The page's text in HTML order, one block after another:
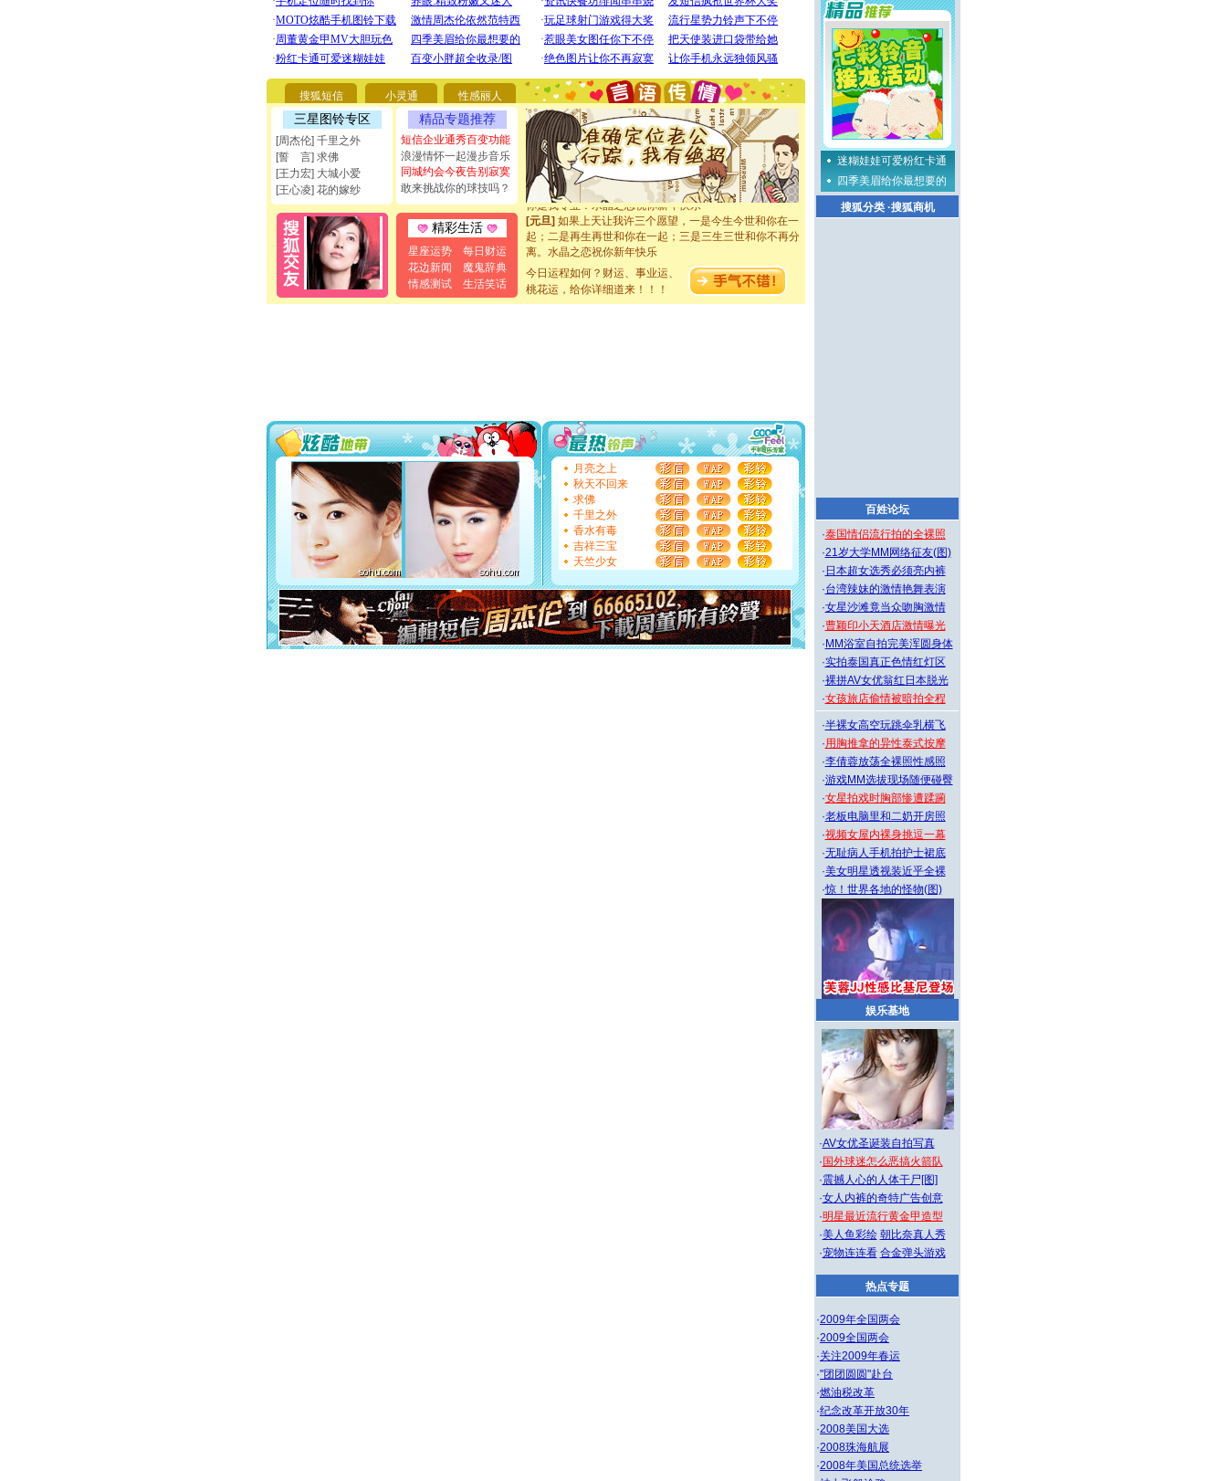
搜狐短信 小灵通 性感丽人
三星图铃专区
[周杰伦] 千里之外
[誓 言] 求佛
[王力宏] 大城小爱
[王心凌] 花的嫁纱
精品专题推荐
短信企业通秀百变功能
浪漫情怀一起漫步音乐
同城约会今夜告别寂寞
敢来挑战你的球技吗？
精彩生活
星座运势
每日财运
花边新闻
魔鬼辞典
情感测试
生活笑话
[圣诞节]圣诞节到了，想想没什么送给你的，又不打算给
你太多，只有给你五千万：千万快乐！千万要健康！千万
[圣诞节] 不只这样的日子才会想起你,而是这样的日子才
能正大光明地骚扰你,告诉你,圣诞要快乐!新年要快乐!天天
都要快乐噢!
[圣诞节]奉上一颗祝福的心,在这个特别的日子里,愿幸福,
如意,快乐,鲜花,一切美好的祝愿与你同在.圣诞快乐!
[元旦]看到你我会触电；看不到你我要充电；没有你我会
断电。爱你是我职业，想你是我事业，抱你是我特长，吻
你是我专业！水晶之恋祝你新年快乐
[元旦]如果上天让我许三个愿望，一是今生今世和你在一
起；二是再生再世和你在一起；三是三生三世和你不再分
离。水晶之恋祝你新年快乐
[元旦]当我狠下心扭头离去那一刻，你在我身后无助地哭
泣，这痛楚让我明白我多么爱你。我转身抱住你：这猪不
卖了。水晶之恋祝你新年快乐。
[春节]风柔雨润好月圆，半岛铁盒伴身边，每日尽显开心
要平安！千万要知足！千万不要忘记我！
[圣诞节]不只这样的日子才会想起你,而是这样的日子才
能正大光明地骚扰你,告诉你,圣诞要快乐!新年要快乐!天天
都要快乐噢!
[圣诞节]
奉上一颗祝福的心,在这个特别的日子里,愿幸福,
如意,快乐,鲜花,一切美好的祝愿与你同在.圣诞快乐!
[元旦]
看到你我会触电；看不到你我要充电；没有你我会
断电。爱你是我职业，想你是我事业，抱你是我特长，吻
你是我专业！水晶之恋祝你新年快乐
[元旦] 如果上天让我许三个愿望，一是今生今世和你在一
起；二是再生再世和你在一起；三是三生三世和你不再分
离。水晶之恋祝你新年快乐
[元旦]当我狠下心扭头离去那一刻，你在我身后无助地哭
泣，这痛楚让我明白我多么爱你。我转身抱住你：这猪不
卖了。水晶之恋祝你新年快乐。
今日运程如何？财运、事业运、
桃花运，给你详细道来！！！
月亮之上
秋天不回来
求佛
千里之外
香水有毒
吉祥三宝
天竺少女
迷糊娃娃可爱粉红卡通
四季美眉给你最想要的
搜狐分类·搜狐商机
百姓论坛
·泰国情侣流行拍的全裸照
·21岁大学MM网络征友(图)
· 日本超女选秀必须亮内裤
·台湾辣妹的激情艳舞表演
·女星沙滩竟当众吻胸激情
·曹颖印小天酒店激情曝光
· MM浴室自拍完美浑圆身体
·实拍泰国真正色情红灯区
·裸拼AV女优翁红日本脱光
·女孩旅店偷情被暗拍全程
·半裸女高空玩跳伞乳横飞
·用胸推拿的异性泰式按摩
·李倩蓉放荡全裸照性感照
·游戏MM选拔现场随便碰臀
·女星拍戏时胸部惨遭蹂躏
·老板电脑里和二奶开房照
·视频女屋内裸身挑逗一幕
·无耻病人手机拍护士裙底
·美女明星透视装近乎全裸
·惊！世界各地的怪物(图)
娱乐基地
·AV女优圣诞装自拍写真
· 国外球迷怎么恶搞火箭队
·震撼人心的人体干尸[图]
·女人内裤的奇特广告创意
·明星最近流行黄金甲造型
·美人鱼彩绘 朝比奈真人秀
·宠物连连看 合金弹头游戏
热点专题
·2009年全国两会
·2009全国两会
·关注2009年春运
·"团团圆圆"赴台
·燃油税改革
·纪念改革开放30年
·2008美国大选
·2008珠海航展
·2008年美国总统选举